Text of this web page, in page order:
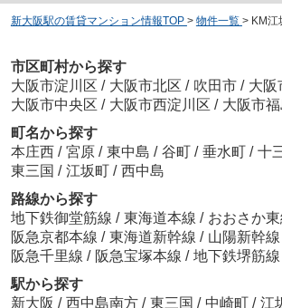
新大阪駅の賃貸マンション情報TOP > 物件一覧 > KM江
市区町村から探す
大阪市淀川区 / 大阪市北区 / 吹田市 / 大阪
大阪市中央区 / 大阪市西淀川区 / 大阪市
町名から探す
本庄西 / 宮原 / 東中島 / 谷町 / 垂水町 / 十
東三国 / 江坂町 / 西中島
路線から探す
地下鉄御堂筋線 / 東海道本線 / おおさか
阪急京都本線 / 東海道新幹線 / 山陽新幹線
阪急千里線 / 阪急宝塚本線 / 地下鉄堺筋線
駅から探す
新大阪 / 西中島南方 / 東三国 / 中崎町 / 江